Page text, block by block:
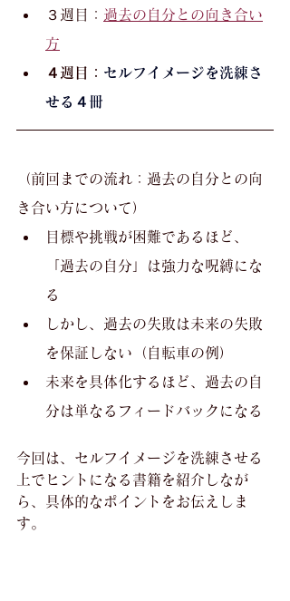
３週目： 過去の自分との向き合い
方
４週目： セルフイメージを洗練さ
せる４冊
（前回までの流れ：過去の自分との向
き合い方について）
目標や挑戦が困難であるほど、
「過去の自分」は強力な呪縛にな
る
しかし、過去の失敗は未来の失敗
を保証しない（自転車の例）
未来を具体化するほど、過去の自
分は単なるフィードバックになる
今回は、セルフイメージを洗練させる
上でヒントになる書籍を紹介しなが
ら、具体的なポイントをお伝えしま
す。